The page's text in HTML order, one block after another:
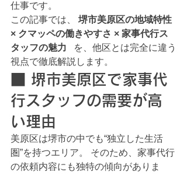
仕事です。
この記事では、 堺市美原区の地域特性
× クマッペの働きやすさ × 家事代行ス
タッフの魅力 を、他区とは完全に違う
視点で徹底解説します。
■ 堺市美原区で家事代
行スタッフの需要が高
い理由
美原区は堺市の中でも“独立した生活
圏”を持つエリア。 そのため、家事代行
の依頼内容にも独特の傾向がありま